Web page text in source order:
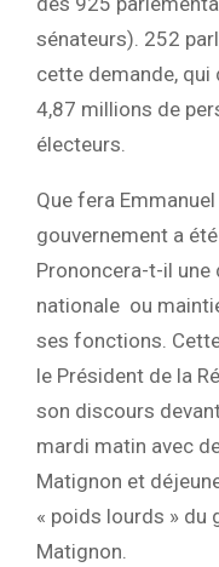
sénateurs). 252
cette demande, qui
4,87 millions de
électeurs.
Que fera
gouvernement a
Prononcera-t-il une
nationale ou
ses fonctions.
le Président de la
son discours
mardi matin avec
Matignon et
« poids lourds » du
Matignon.